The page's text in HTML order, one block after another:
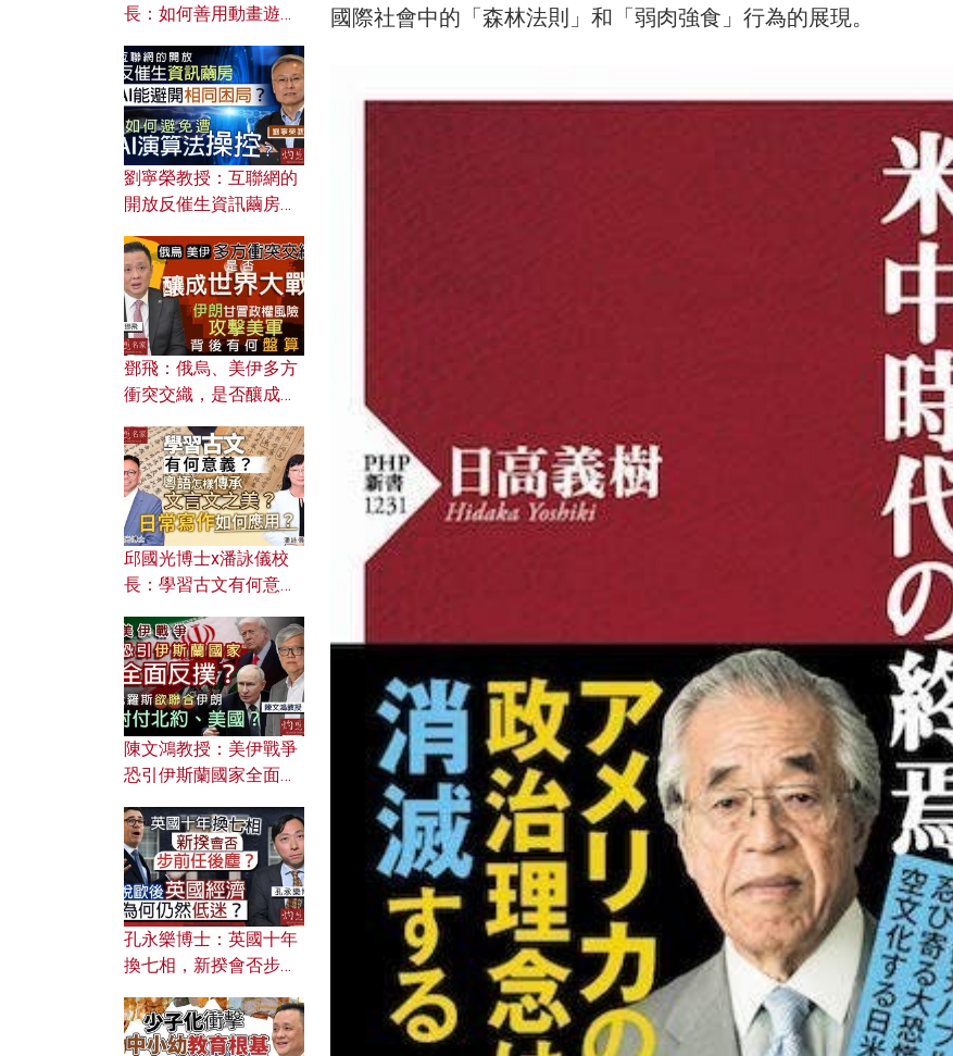
國際社會中的「森林法則」和「弱肉強食」行為的展現。
長：如何善用動畫遊戲
劉寧榮教授：互聯網的
開放反催生資訊繭房，
何避免遭AI演算法操
控？
鄧飛：俄烏、美伊多方
衝突交織，是否釀成世
風險攻擊美軍，背後有
何盤算？
邱國光博士x潘詠儀校
長：學習古文有何意
文之美？ 日常寫作如何
應用？
陳文鴻教授：美伊戰爭
恐引伊斯蘭國家全面反
對付北約美國？
孔永樂博士：英國十年
換七相，新揆會否步前
濟為何仍然低迷？